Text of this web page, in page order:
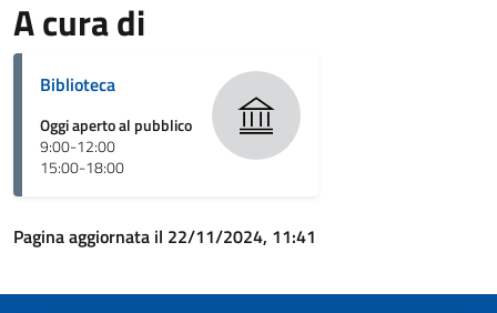
A cura di
Biblioteca
Oggi aperto al pubblico
9:00-12:00
15:00-18:00
Pagina aggiornata il 22/11/2024, 11:41